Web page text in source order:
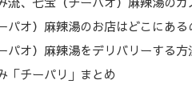
パオ）麻辣湯のお店はどこにある
パオ）麻辣湯をデリバリーする方
「チーパリ」まとめ